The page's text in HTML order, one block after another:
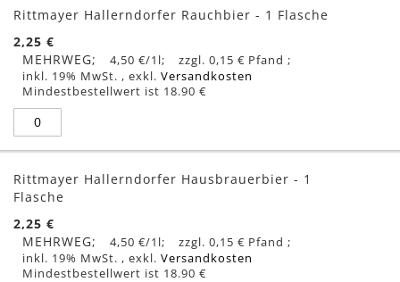
Rittmayer Hallerndorfer Rauchbier - 1 Flasche
2,25 €
MEHRWEG
4,50 €/1l
0,15 €
inkl. 19% MwSt. , exkl. Versandkosten
Mindestbestellwert ist 18.90 €
Rittmayer Hallerndorfer Hausbrauerbier - 1
Flasche
2,25 €
MEHRWEG
4,50 €/1l
0,15 €
inkl. 19% MwSt. , exkl. Versandkosten
Mindestbestellwert ist 18.90 €